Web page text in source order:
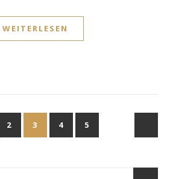
WEITERLESEN
2 3 4 5